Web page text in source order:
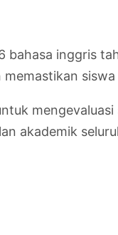
bahasa inggris
akademik